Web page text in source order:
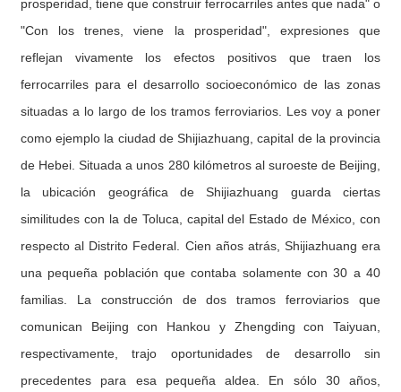
prosperidad, tiene que construir ferrocarriles antes que nada" o
"Con los trenes, viene la prosperidad", expresiones que
reflejan vivamente los efectos positivos que traen los
ferrocarriles para el desarrollo socioeconómico de las zonas
situadas a lo largo de los tramos ferroviarios. Les voy a poner
como ejemplo la ciudad de Shijiazhuang, capital de la provincia
de Hebei. Situada a unos 280 kilómetros al suroeste de Beijing,
la ubicación geográfica de Shijiazhuang guarda ciertas
similitudes con la de Toluca, capital del Estado de México, con
respecto al Distrito Federal. Cien años atrás, Shijiazhuang era
una pequeña población que contaba solamente con 30 a 40
familias. La construcción de dos tramos ferroviarios que
comunican Beijing con Hankou y Zhengding con Taiyuan,
respectivamente, trajo oportunidades de desarrollo sin
precedentes para esa pequeña aldea. En sólo 30 años,